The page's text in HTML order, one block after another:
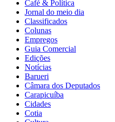
Café & Política
Jornal do meio dia
Classificados
Colunas
Empregos
Guia Comercial
Edições
Notícias
Barueri
Câmara dos Deputados
Carapicuíba
Cidades
Cotia